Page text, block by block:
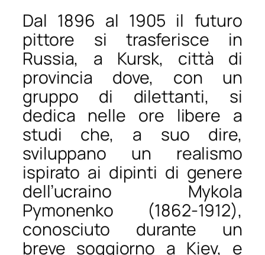
Dal 1896 al 1905 il futuro
pittore si trasferisce in
Russia, a Kursk, città di
provincia dove, con un
gruppo di dilettanti, si
dedica nelle ore libere a
studi che, a suo dire,
sviluppano un realismo
ispirato ai dipinti di genere
dell’ucraino Mykola
Pymonenko (1862-1912),
conosciuto durante un
breve soggiorno a Kiev, e